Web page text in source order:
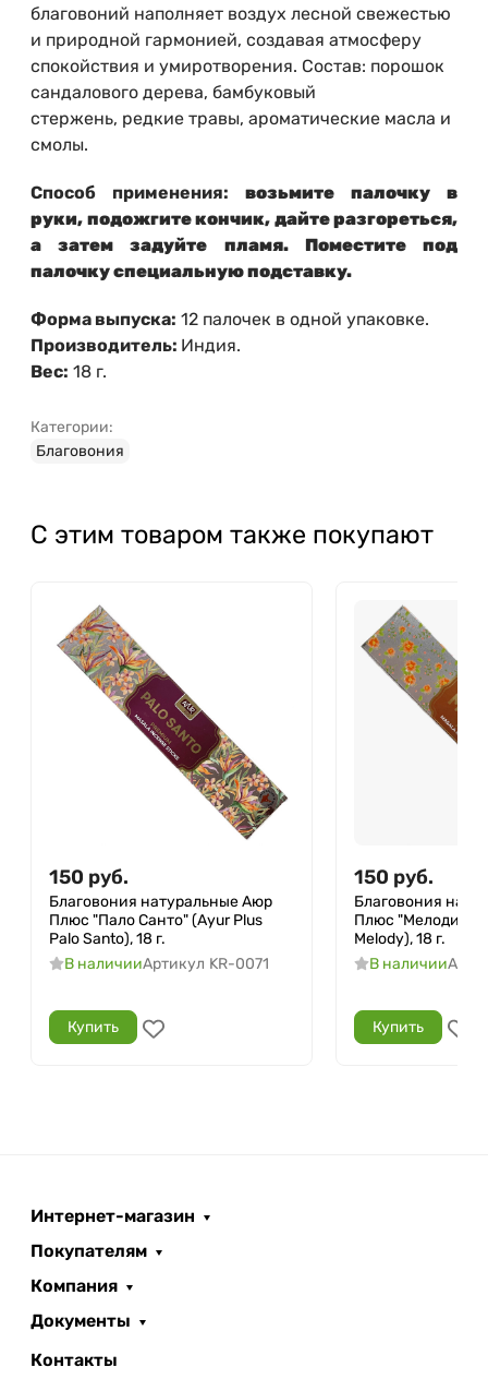
благовоний наполняет воздух лесной свежестью
и природной гармонией, создавая атмосферу
спокойствия и умиротворения. Состав: порошок
сандалового дерева, бамбуковый
стержень, редкие травы, ароматические масла и
смолы.
Способ применения: возьмите палочку в
руки, подожгите кончик, дайте разгореться,
а затем задуйте пламя. Поместите под
палочку специальную подставку.
Форма выпуска: 12 палочек в одной упаковке.
Производитель: Индия.
Вес: 18 г.
Категории:
Благовония
С этим товаром также покупают
150 руб.
Благовония натуральные Аюр
Плюс "Пало Санто" (Ayur Plus
Palo Santo), 18 г.
В наличииАртикул KR-0071
Купить
150 руб.
Благовония
Плюс "Мелодия"
Melody), 18 г.
В наличии
Купить
Интернет-магазин
Покупателям
Компания
Документы
Контакты